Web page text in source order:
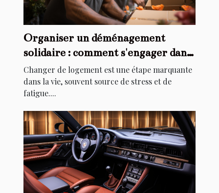
Organiser un déménagement
solidaire : comment s'engager dans
l'aide au relogement
Changer de logement est une étape marquante
dans la vie, souvent source de stress et de
fatigue....